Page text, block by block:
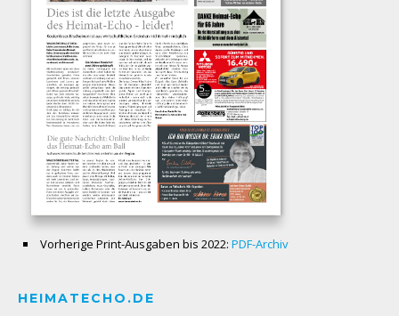
Vorherige Print-Ausgaben bis 2022: PDF-Archiv
HEIMATECHO.DE